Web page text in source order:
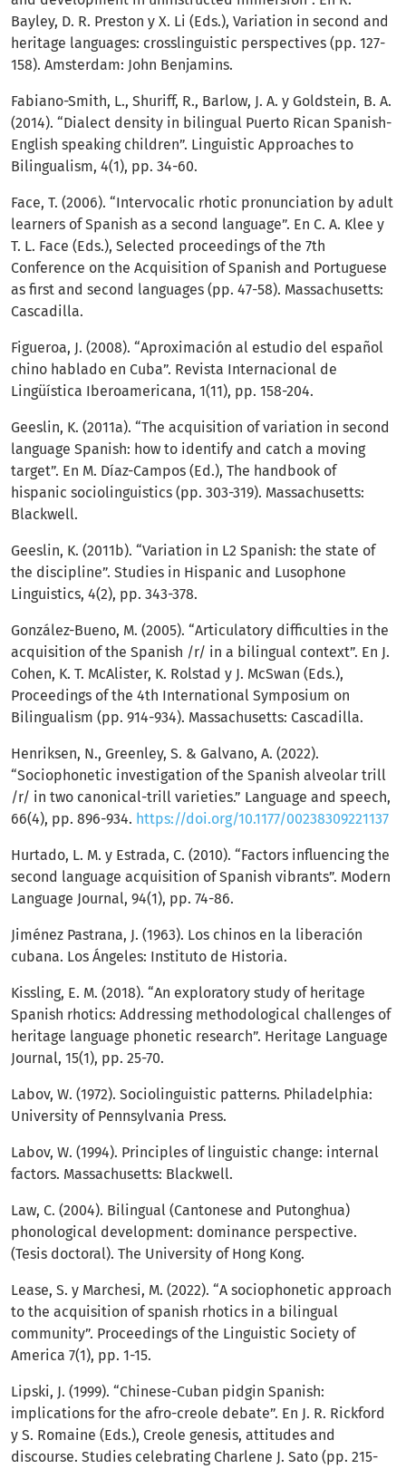
Bayley, D. R. Preston y X. Li (Eds.), Variation in second and
heritage languages: crosslinguistic perspectives (pp. 127-
158). Amsterdam: John Benjamins.
Fabiano-Smith, L., Shuriff, R., Barlow, J. A. y Goldstein, B. A.
(2014). “Dialect density in bilingual Puerto Rican Spanish-
English speaking children”. Linguistic Approaches to
Bilingualism, 4(1), pp. 34-60.
Face, T. (2006). “Intervocalic rhotic pronunciation by adult
learners of Spanish as a second language”. En C. A. Klee y
T. L. Face (Eds.), Selected proceedings of the 7th
Conference on the Acquisition of Spanish and Portuguese
as first and second languages (pp. 47-58). Massachusetts:
Cascadilla.
Figueroa, J. (2008). “Aproximación al estudio del español
chino hablado en Cuba”. Revista Internacional de
Lingüística Iberoamericana, 1(11), pp. 158-204.
Geeslin, K. (2011a). “The acquisition of variation in second
language Spanish: how to identify and catch a moving
target”. En M. Díaz-Campos (Ed.), The handbook of
hispanic sociolinguistics (pp. 303-319). Massachusetts:
Blackwell.
Geeslin, K. (2011b). “Variation in L2 Spanish: the state of
the discipline”. Studies in Hispanic and Lusophone
Linguistics, 4(2), pp. 343-378.
González-Bueno, M. (2005). “Articulatory difficulties in the
acquisition of the Spanish /r/ in a bilingual context”. En J.
Cohen, K. T. McAlister, K. Rolstad y J. McSwan (Eds.),
Proceedings of the 4th International Symposium on
Bilingualism (pp. 914-934). Massachusetts: Cascadilla.
Henriksen, N., Greenley, S. & Galvano, A. (2022).
“Sociophonetic investigation of the Spanish alveolar trill
/r/ in two canonical-trill varieties.” Language and speech,
66(4), pp. 896-934. https://doi.org/10.1177/00238309221137
Hurtado, L. M. y Estrada, C. (2010). “Factors influencing the
second language acquisition of Spanish vibrants”. Modern
Language Journal, 94(1), pp. 74-86.
Jiménez Pastrana, J. (1963). Los chinos en la liberación
cubana. Los Ángeles: Instituto de Historia.
Kissling, E. M. (2018). “An exploratory study of heritage
Spanish rhotics: Addressing methodological challenges of
heritage language phonetic research”. Heritage Language
Journal, 15(1), pp. 25-70.
Labov, W. (1972). Sociolinguistic patterns. Philadelphia:
University of Pennsylvania Press.
Labov, W. (1994). Principles of linguistic change: internal
factors. Massachusetts: Blackwell.
Law, C. (2004). Bilingual (Cantonese and Putonghua)
phonological development: dominance perspective.
(Tesis doctoral). The University of Hong Kong.
Lease, S. y Marchesi, M. (2022). “A sociophonetic approach
to the acquisition of spanish rhotics in a bilingual
community”. Proceedings of the Linguistic Society of
America 7(1), pp. 1-15.
Lipski, J. (1999). “Chinese-Cuban pidgin Spanish:
implications for the afro-creole debate”. En J. R. Rickford
y S. Romaine (Eds.), Creole genesis, attitudes and
discourse. Studies celebrating Charlene J. Sato (pp. 215-